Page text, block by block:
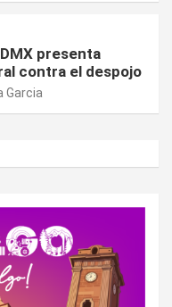
presenta
contra el despojo
Garcia